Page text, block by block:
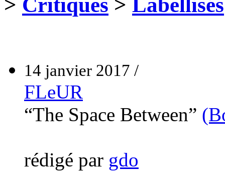
14 janvier 2017 /
FLeUR
“The Space Between”
rédigé par gdo